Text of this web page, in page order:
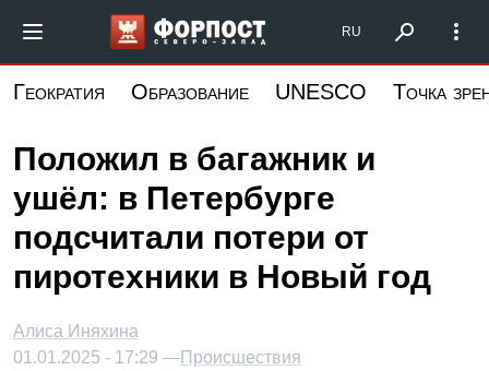
основному
Форпост Северо-Запад
RU
Геократия Образование UNESCO Точка
Положил в багажник и
ушёл: в Петербурге
подсчитали потери от
пиротехники в Новый год
Алиса Иняхина
01.01.2025 - 17:29 —Происшествия